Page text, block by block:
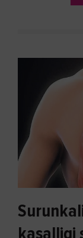
kasalligi